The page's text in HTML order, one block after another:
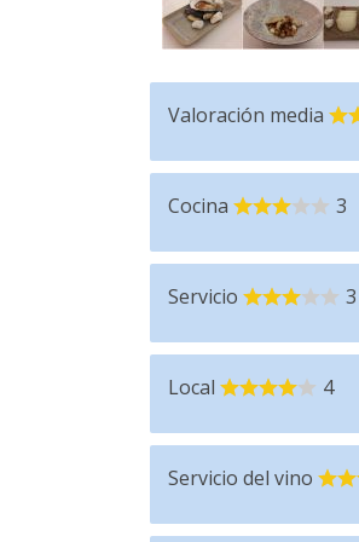
Valoración media
Cocina 3
Servicio 3
Local 4
Servicio del vino